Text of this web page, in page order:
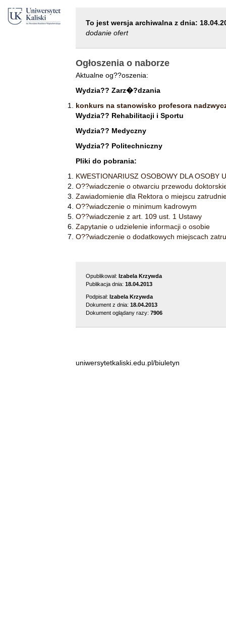
To jest wersja archiwalna z dnia:
dodanie ofert
Ogłoszenia o naborze
Aktualne og??oszenia:
Wydzia?? Zarz�?dzania
konkurs na stanowisko profesora
Wydzia?? Rehabilitacji i Sportu
Wydzia?? Medyczny
Wydzia?? Politechniczny
Pliki do pobrania:
KWESTIONARIUSZ OSOBOWY DLA
O??wiadczenie o otwarciu przewodu
Zawiadomienie dla Rektora o miejscu
O??wiadczenie o minimum kadrowym
O??wiadczenie z art. 109 ust. 1 Ustawy
Zapytanie o udzielenie informacji o osobie
O??wiadczenie o dodatkowych miejscach
Opublikował: Izabela Krzywda
Publikacja dnia: 18.04.2013
Podpisał: Izabela Krzywda
Dokument z dnia: 18.04.2013
Dokument oglądany razy: 7906
uniwersytetkaliski.edu.pl/biuletyn